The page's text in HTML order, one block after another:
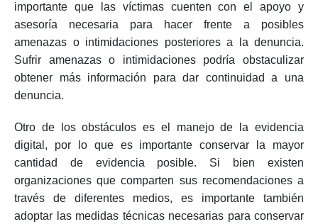
importante que las víctimas cuenten con el apoyo y
asesoría necesaria para hacer frente a posibles
amenazas o intimidaciones posteriores a la denuncia.
Sufrir amenazas o intimidaciones podría obstaculizar
obtener más información para dar continuidad a una
denuncia.
Otro de los obstáculos es el manejo de la evidencia
digital, por lo que es importante conservar la mayor
cantidad de evidencia posible. Si bien existen
organizaciones que comparten sus recomendaciones a
través de diferentes medios, es importante también
adoptar las medidas técnicas necesarias para conservar